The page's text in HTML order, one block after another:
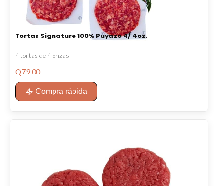
Tortas Signature 100% Puyazo 4/ 4oz.
4 tortas de 4 onzas
Q79.00
Compra rápida